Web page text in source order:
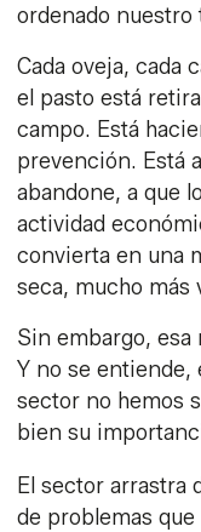
ordenado
Cada oveja, cada
el pasto está
campo. Está
prevención. Está
abandone, a que
actividad
convierta en una
seca, mucho más
Sin embargo,
Y no se entiende,
sector no hemos
bien su
El sector arrastra
de problemas